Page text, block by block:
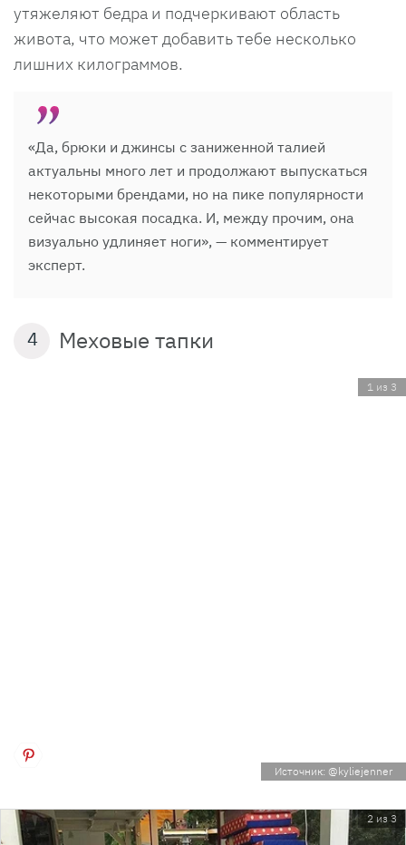
утяжеляют бедра и подчеркивают область
живота, что может добавить тебе несколько
лишних килограммов.
«Да, брюки и джинсы с заниженной талией
актуальны много лет и продолжают выпускаться
некоторыми брендами, но на пике популярности
сейчас высокая посадка. И, между прочим, она
визуально удлиняет ноги», — комментирует
эксперт.
4 Меховые тапки
1 из 3
Источник: @kyliejenner
2 из 3